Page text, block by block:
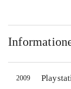
har brug
spilleren at
Opgaverne
eller finde
2009